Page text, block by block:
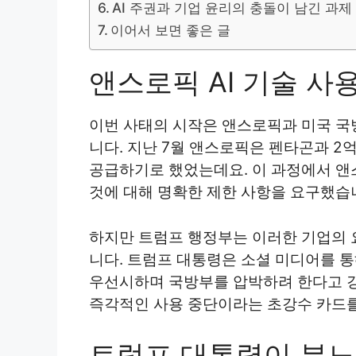
AI 주권과 기업 윤리의 충돌이 남긴 과제
이어서 보면 좋은 글
앤스로픽 AI 기술 사
이번 사태의 시작은 앤스로픽과 미국
니다. 지난 7월 앤스로픽은 펜타곤과 2
공급하기로 했었는데요. 이 과정에서
것에 대해 명확한 제한 사항을 요구했습
하지만 트럼프 행정부는 이러한 기업의
니다. 트럼프 대통령은 소셜 미디어를
우선시하며 국방부를 압박하려 한다고
즉각적인 사용 중단이라는 초강수 카드